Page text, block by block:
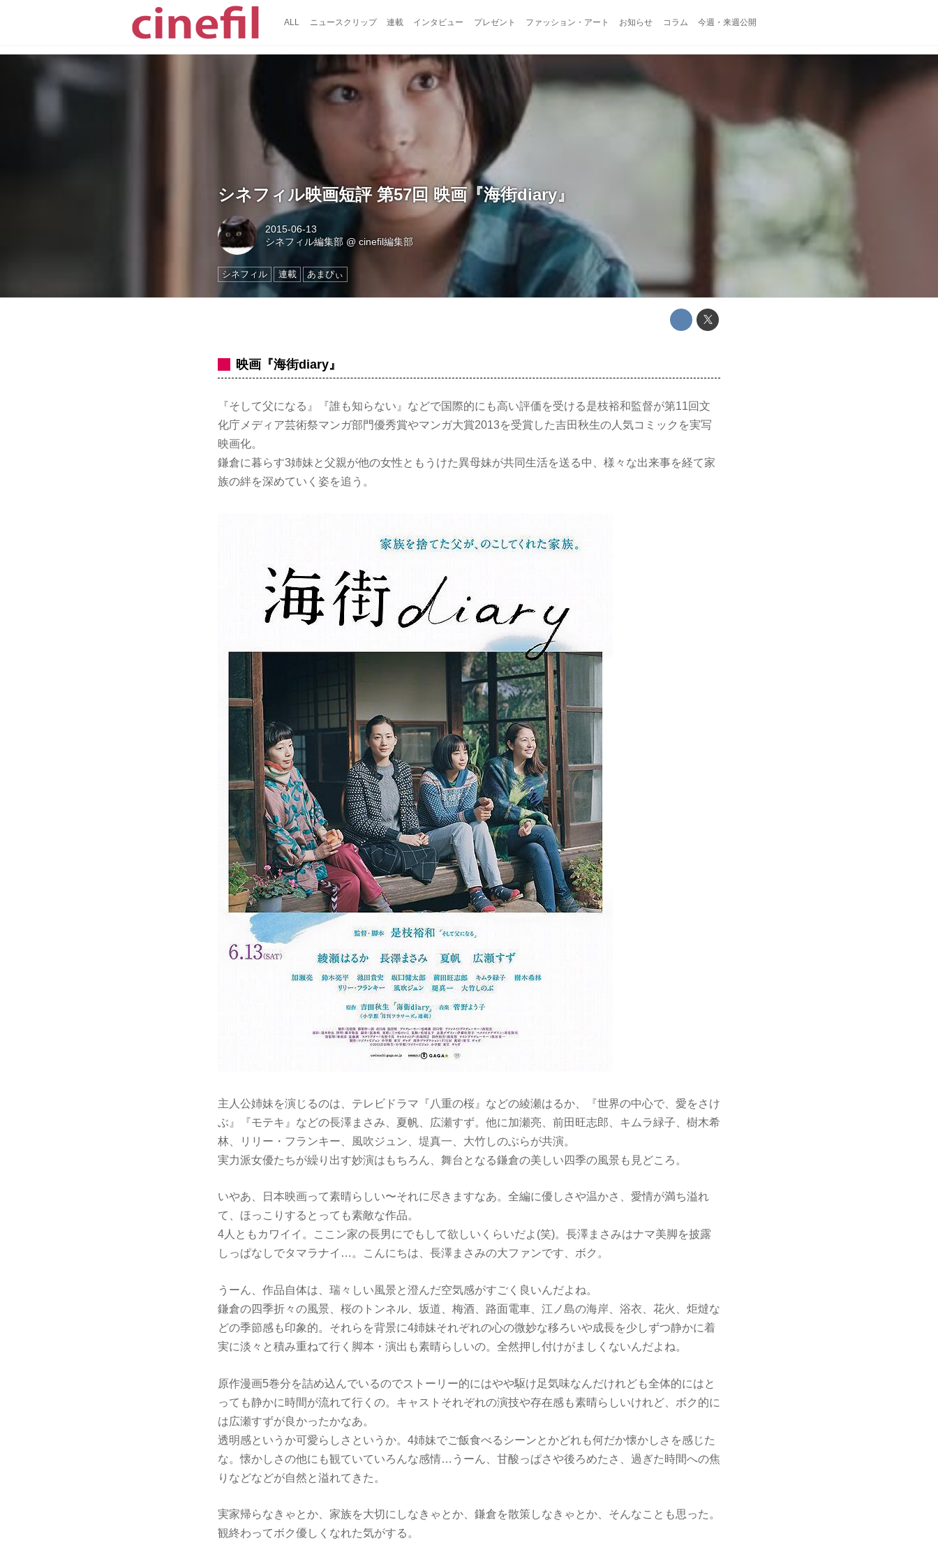
ALL ニュースクリップ 連載 インタビュー プレゼント ファッション・アート お知らせ コラム 今週・来週公開
シネフィル映画短評 第57回 映画『海街diary』
2015-06-13
シネフィル編集部 @cinefil編集部
シネフィル 連載 あまぴぃ
映画『海街diary』
『そして父になる』『誰も知らない』などで国際的にも高い評価を受ける是枝裕和監督が第11回文
化庁メディア芸術祭マンガ部門優秀賞やマンガ大賞2013を受賞した吉田秋生の人気コミックを実写
映画化。
鎌倉に暮らす3姉妹と父親が他の女性ともうけた異母妹が共同生活を送る中、様々な出来事を経て家
族の絆を深めていく姿を追う。
主人公姉妹を演じるのは、テレビドラマ『八重の桜』などの綾瀬はるか、『世界の中心で、愛をさけ
ぶ』『モテキ』などの長澤まさみ、夏帆、広瀬すず。他に加瀬亮、前田旺志郎、キムラ緑子、樹木希
林、リリー・フランキー、風吹ジュン、堤真一、大竹しのぶらが共演。
実力派女優たちが繰り出す妙演はもちろん、舞台となる鎌倉の美しい四季の風景も見どころ。
いやあ、日本映画って素晴らしい〜それに尽きますなあ。全編に優しさや温かさ、愛情が満ち溢れ
て、ほっこりするとっても素敵な作品。
4人ともカワイイ。ここン家の長男にでもして欲しいくらいだよ(笑)。長澤まさみはナマ美脚を披露
しっぱなしでタマラナイ…。こんにちは、長澤まさみの大ファンです、ボク。
うーん、作品自体は、瑞々しい風景と澄んだ空気感がすごく良いんだよね。
鎌倉の四季折々の風景、桜のトンネル、坂道、梅酒、路面電車、江ノ島の海岸、浴衣、花火、炬燵な
どの季節感も印象的。それらを背景に4姉妹それぞれの心の微妙な移ろいや成長を少しずつ静かに着
実に淡々と積み重ねて行く脚本・演出も素晴らしいの。全然押し付けがましくないんだよね。
原作漫画5巻分を詰め込んでいるのでストーリー的にはやや駆け足気味なんだけれども全体的にはと
っても静かに時間が流れて行くの。キャストそれぞれの演技や存在感も素晴らしいけれど、ボク的に
は広瀬すずが良かったかなあ。
透明感というか可愛らしさというか。4姉妹でご飯食べるシーンとかどれも何だか懐かしさを感じた
な。懐かしさの他にも観ていていろんな感情…うーん、甘酸っぱさや後ろめたさ、過ぎた時間への焦
りなどなどが自然と溢れてきた。
実家帰らなきゃとか、家族を大切にしなきゃとか、鎌倉を散策しなきゃとか、そんなことも思った。
観終わってボク優しくなれた気がする。